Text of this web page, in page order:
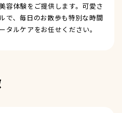
容体験をご提供します。可愛さ
で、毎日のお散歩も特別な時間
タルケアをお任せください。